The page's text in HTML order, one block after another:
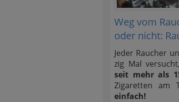
Weg vom
oder nicht:
Jeder Raucher
zig Mal
seit mehr als
Zigaretten
einfach!